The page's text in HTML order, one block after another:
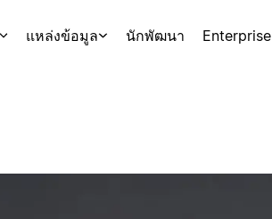
แหล่งข้อมูล นักพัฒนา Enterprise